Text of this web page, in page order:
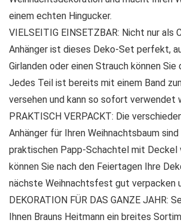
einem echten Hingucker.
VIELSEITIG EINSETZBAR: Nicht nur als
Anhänger ist dieses Deko-Set perfekt,
Girlanden oder einen Strauch können Sie
Jedes Teil ist bereits mit einem Band
versehen und kann so sofort verwendet
PRAKTISCH VERPACKT: Die
Anhänger für Ihren Weihnachtsbaum sind
praktischen Papp-Schachtel mit Deckel
können Sie nach den Feiertagen Ihre
nächste Weihnachtsfest gut verpacken
DEKORATION FÜR DAS GANZE JAHR:
Ihnen Brauns Heitmann ein breites